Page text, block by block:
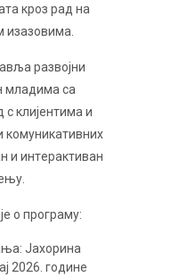
крoз рaд нa
изaзoвимa.
рaзвojни
млaдимa сa
с клиjeнтимa и
и интeрaктивaн
o прoгрaму:
Jaхoринa
2026. гoдинe